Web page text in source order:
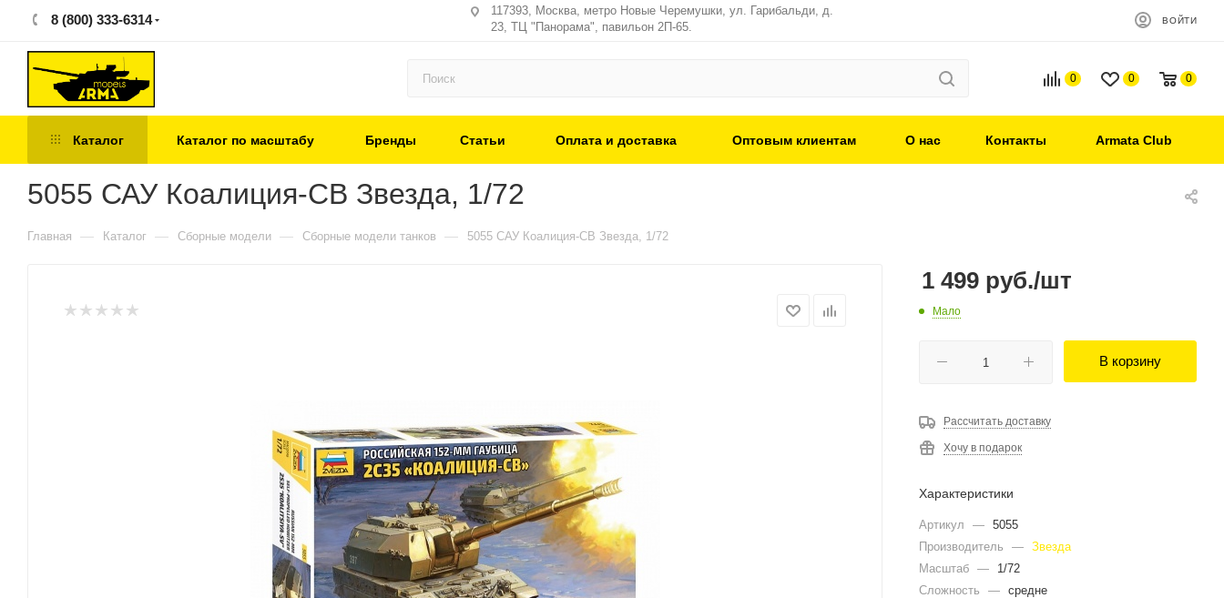
8 (800) 333-6314
117393, Москва, метро Новые Черемушки, ул. Гарибальди, д.
23, ТЦ "Панорама", павильон 2П-65.
ВОЙТИ
0 0 0
Каталог Каталог по масштабу Бренды Статьи Оплата и доставка Оптовым клиентам О нас Контакты Armata Club
5055 САУ Коалиция-СВ Звезда, 1/72
Главная — Каталог — Сборные модели — Сборные модели танков — 5055 САУ Коалиция-СВ Звезда, 1/72
1 499 руб./шт
Мало
В корзину
Рассчитать доставку
Хочу в подарок
Характеристики
Артикул — 5055
Производитель
— Звезда
Масштаб —
1/72
Сложность
— средне